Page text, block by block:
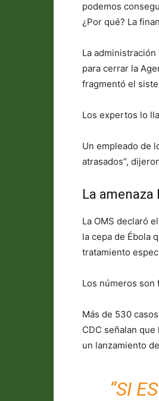
podemos
¿Por qué? La
La
para cerrar la
fragmentó el
Los expertos lo
Un empleado de
atrasados”,
La amenaza
La OMS declaró
la cepa de Ébola
tratamiento
Los números son
Más de 530
CDC señalan
un lanzamiento
“SI